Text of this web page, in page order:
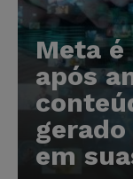
Meta
após
em